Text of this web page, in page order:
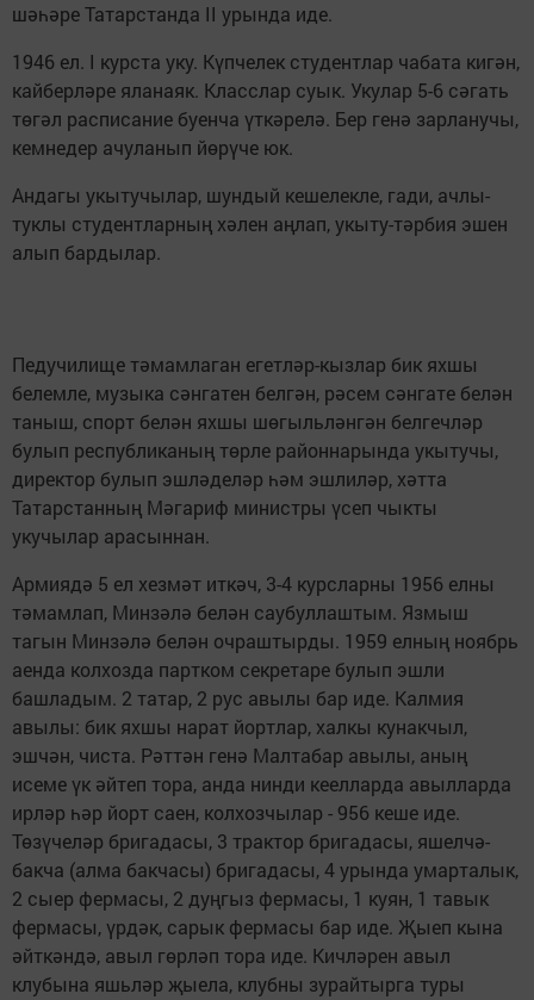
шәһәре Татарс­танда II урында иде.
1946 ел. I курста уку. Күп­челек студентлар чабата кигән,
кайберләре ялана­як. Класслар суык. Укулар 5-6 сәгать
төгәл расписа­ние буенча үткәрелә. Бер генә зарланучы,
кемнедер ачуланып йөрүче юк.
Андагы укытучылар, шун­дый кешелекле, гади, ачлы-
туклы студентлар­ның хәлен аңлап, укыту-тәрбия эшен
алып барды­лар.
Педучилище тәмамлаган егетләр-кызлар бик яхшы
белемле, музыка сәнга­тен белгән, рәсем сәнгате белән
таныш, спорт белән яхшы шөгыльләнгән бел­гечләр
булып республика­ның төрле районнарында укытучы,
директор булып эшләделәр һәм эшлиләр, хәтта
Татарстанның Мәга­риф министры үсеп чыкты
укучылар арасыннан.
Армиядә 5 ел хезмәт ит­кәч, 3-4 курсларны 1956 елны
тәмамлап, Минзәлә белән саубуллаштым. Язмыш
тагын Минзәлә белән очраштырды. 1959 елның ноябрь
аенда кол­хозда партком секретаре булып эшли
башладым. 2 татар, 2 рус авылы бар иде. Калмия
авылы: бик яхшы нарат йортлар, хал­кы кунакчыл,
эшчән, чис­та. Рәттән генә Малтабар авылы, аның
исеме үк әй­теп тора, анда нинди ке­елларда авылларда
ирләр һәр йорт саен, колхозчылар - 956 кеше иде.
Төзүчеләр бригадасы, 3 трактор бригадасы, яшелчә-
бакча (алма бакчасы) бригадасы, 4 урында умарталык,
2 сыер фермасы, 2 дуңгыз фермасы, 1 куян, 1 та­вык
фермасы, үрдәк, сарык фермасы бар иде. Җыеп кына
әй­ткәндә, авыл гөрләп тора иде. Кичләрен авыл
клубына яшьләр җыела, клубны зурай­тырга туры